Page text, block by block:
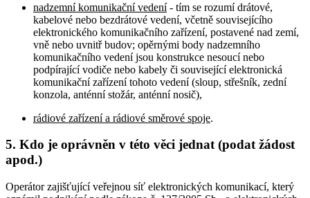
nadzemní komunikační vedení- tím se rozumí drátové,
kabelové nebo bezdrátové vedení, včetně souvisejícího
elektronického komunikačního zařízení, postavené nad zemí,
vně nebo uvnitř budov; opěrnými body nadzemního
komunikačního vedení jsou konstrukce nesoucí nebo
podpírající vodiče nebo kabely či související elektronická
komunikační zařízení tohoto vedení (sloup, střešník, zední
konzola, anténní stožár, anténní nosič),
rádiové zařízení a rádiové směrové spoje.
5. Kdo je oprávněn v této věci jednat (podat žádost
apod.)
Operátor zajišťující veřejnou síť elektronických komunikací, který